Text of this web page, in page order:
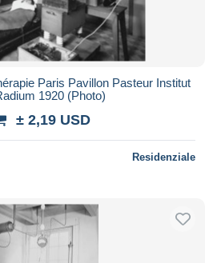
Paris Pavillon Pasteur Institut
1920 (Photo)
± 2,19 USD
Residenziale